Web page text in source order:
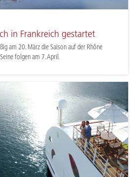
in Frankreich gestartet
am 20. März die Saison auf der Rhône
folgen am 7. April.